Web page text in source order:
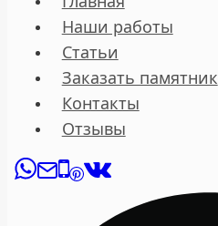
Наши работы
Статьи
Заказать памятник
Контакты
Отзывы